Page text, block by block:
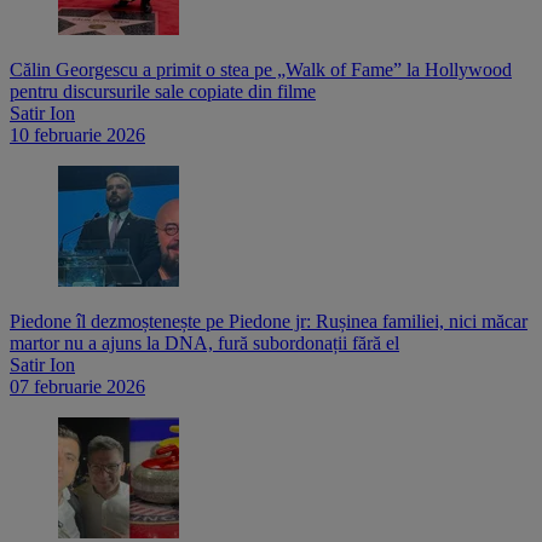
Călin Georgescu a primit o stea pe „Walk of Fame” la Hollywood
pentru discursurile sale copiate din filme
Satir Ion
10 februarie 2026
Piedone îl dezmoștenește pe Piedone jr: Rușinea familiei, nici măcar
martor nu a ajuns la DNA, fură subordonații fără el
Satir Ion
07 februarie 2026